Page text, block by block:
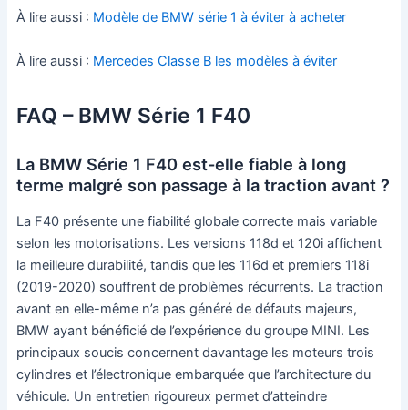
À lire aussi : Modèle de BMW série 1 à éviter à acheter
À lire aussi : Mercedes Classe B les modèles à éviter
FAQ – BMW Série 1 F40
La BMW Série 1 F40 est-elle fiable à long
terme malgré son passage à la traction avant ?
La F40 présente une fiabilité globale correcte mais variable
selon les motorisations. Les versions 118d et 120i affichent
la meilleure durabilité, tandis que les 116d et premiers 118i
(2019-2020) souffrent de problèmes récurrents. La traction
avant en elle-même n’a pas généré de défauts majeurs,
BMW ayant bénéficié de l’expérience du groupe MINI. Les
principaux soucis concernent davantage les moteurs trois
cylindres et l’électronique embarquée que l’architecture du
véhicule. Un entretien rigoureux permet d’atteindre